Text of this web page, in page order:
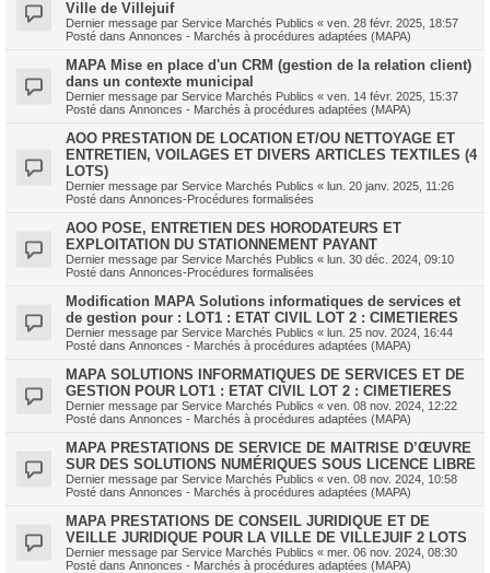
Ville de Villejuif
Dernier message par Service Marchés Publics « ven. 28 févr. 2025, 18:57
Posté dans Annonces - Marchés à procédures adaptées (MAPA)
MAPA Mise en place d'un CRM (gestion de la relation client)
dans un contexte municipal
Dernier message par Service Marchés Publics « ven. 14 févr. 2025, 15:37
Posté dans Annonces - Marchés à procédures adaptées (MAPA)
AOO PRESTATION DE LOCATION ET/OU NETTOYAGE ET
ENTRETIEN, VOILAGES ET DIVERS ARTICLES TEXTILES (4
LOTS)
Dernier message par Service Marchés Publics « lun. 20 janv. 2025, 11:26
Posté dans Annonces-Procédures formalisées
AOO POSE, ENTRETIEN DES HORODATEURS ET
EXPLOITATION DU STATIONNEMENT PAYANT
Dernier message par Service Marchés Publics « lun. 30 déc. 2024, 09:10
Posté dans Annonces-Procédures formalisées
Modification MAPA Solutions informatiques de services et
de gestion pour : LOT1 : ETAT CIVIL LOT 2 : CIMETIERES
Dernier message par Service Marchés Publics « lun. 25 nov. 2024, 16:44
Posté dans Annonces - Marchés à procédures adaptées (MAPA)
MAPA SOLUTIONS INFORMATIQUES DE SERVICES ET DE
GESTION POUR LOT1 : ETAT CIVIL LOT 2 : CIMETIERES
Dernier message par Service Marchés Publics « ven. 08 nov. 2024, 12:22
Posté dans Annonces - Marchés à procédures adaptées (MAPA)
MAPA PRESTATIONS DE SERVICE DE MAITRISE D’ŒUVRE
SUR DES SOLUTIONS NUMÉRIQUES SOUS LICENCE LIBRE
Dernier message par Service Marchés Publics « ven. 08 nov. 2024, 10:58
Posté dans Annonces - Marchés à procédures adaptées (MAPA)
MAPA PRESTATIONS DE CONSEIL JURIDIQUE ET DE
VEILLE JURIDIQUE POUR LA VILLE DE VILLEJUIF 2 LOTS
Dernier message par Service Marchés Publics « mer. 06 nov. 2024, 08:30
Posté dans Annonces - Marchés à procédures adaptées (MAPA)